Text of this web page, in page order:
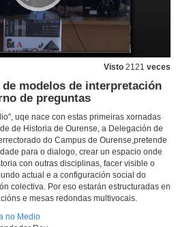
Visto 2121 veces
modelos de interpretación
de preguntas
uqe nace con estas primeiras xornadas
de Historia de Ourense, a Delegación de
do Campus de Ourense,pretende
para o dialogo, crear un espacio onde
con outras disciplinas, facer visible o
actual e a configuración social do
colectiva. Por eso estarán estructuradas en
e mesas redondas multivocais.
no Medio
4 de abr. de 2013
A protección e transferencia do coñecemento en ciencias humanas.Turno de preguntas
4 de abr. de 2013
Presentación de Xosé Teiga
4 de abr. de 2013
Comunic-acción